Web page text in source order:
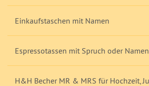
Einkaufstaschen mit Namen
Espressotassen mit Spruch oder Namen
H&H Becher MR & MRS für Hochzeit,